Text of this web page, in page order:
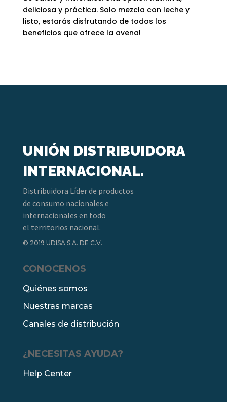
deliciosa y práctica. Solo mezcla con leche y
listo, estarás disfrutando de todos los
beneficios que ofrece la avena!
UNIÓN DISTRIBUIDORA
INTERNACIONAL.
Distribuidora Líder de productos
de consumo nacionales e
internacionales en todo
el territorios nacional.
© 2019 UDISA S.A. DE C.V.
CONOCENOS
Quiénes somos
Nuestras marcas
Canales de distribución
¿NECESITAS AYUDA?
Help Center